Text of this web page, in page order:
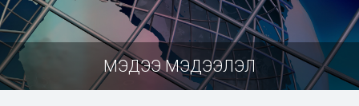
МЭДЭЭ МЭДЭЭЛЭЛ